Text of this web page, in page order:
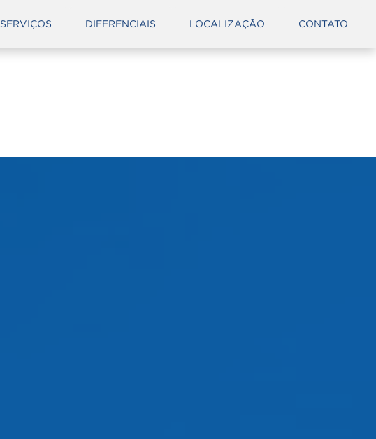
SERVIÇOS DIFERENCIAIS LOCALIZAÇÃO CONTATO